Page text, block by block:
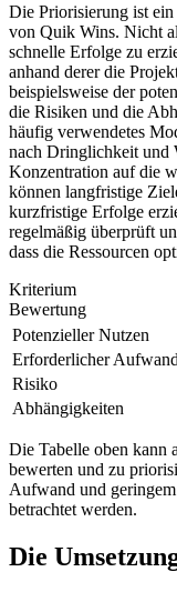
Die Priorisierung ist
von Quik Wins. Nicht
schnelle Erfolge zu
anhand derer die
beispielsweise der
die Risiken und die
häufig verwendetes
nach Dringlichkeit und
Konzentration auf die
können langfristige
kurzfristige Erfolge
regelmäßig überprüft
dass die Ressourcen
Kriterium
Bewertung
Potenzieller Nutzen
Erforderlicher Aufwand
Risiko
Abhängigkeiten
Die Tabelle oben kann
bewerten und zu
Aufwand und
betrachtet werden.
Die